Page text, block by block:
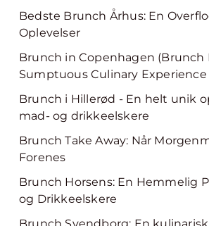
Bedste Brunch Århus: En
Oplevelser
Brunch in Copenhagen (Brunch
Sumptuous Culinary Experience
Brunch i Hillerød - En helt unik
mad- og drikkeelskere
Brunch Take Away: Når
Forenes
Brunch Horsens: En Hemmelig
og Drikkeelskere